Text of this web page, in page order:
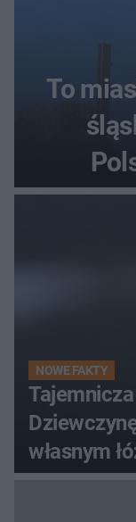
To
NOWE FAKTY
własnym